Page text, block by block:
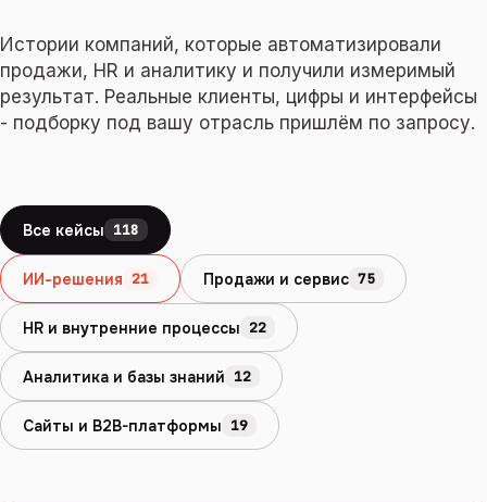
Истории компаний, которые автоматизировали
продажи, HR и аналитику и получили измеримый
результат. Реальные клиенты, цифры и интерфейсы
- подборку под вашу отрасль пришлём по запросу.
Все кейсы 118
ИИ-решения 21 Продажи и сервис 75
HR и внутренние процессы 22
Аналитика и базы знаний 12
Сайты и B2B-платформы 19